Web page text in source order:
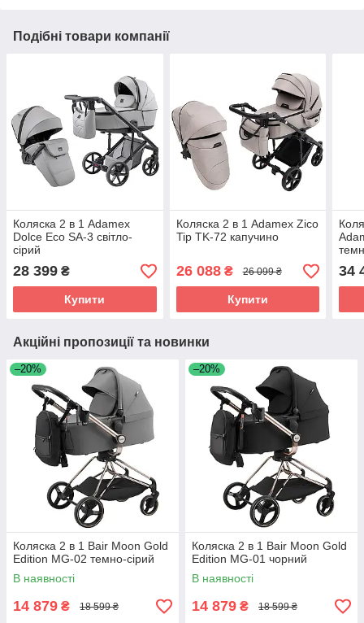
Подібні товари компанії
Коляска 2 в 1 Adamex
Dolce Eco SA-3 світло-
сірий
28 399 ₴
Купити
Коляска 2 в 1 Adamex Zico
Tip TK-72 капучино
26 088₴ 26 099 ₴
Купити
34
Акційні пропозиції та новинки
–20%
Коляска 2 в 1 Bair Moon Gold
Edition MG-02 темно-сірий
В наявності
14 879 ₴ 18 599 ₴
–20%
Коляска 2 в 1 Bair Moon Gold
Edition MG-01 чорний
В наявності
14 879 ₴ 18 599 ₴